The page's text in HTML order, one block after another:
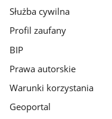
Służba cywilna
Profil zaufany
BIP
Prawa autorskie
Warunki korzystania
Geoportal